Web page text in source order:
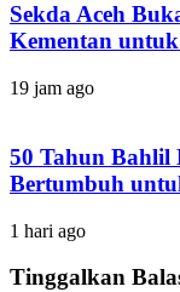
Sekda Aceh
Kementan
19 jam ago
50 Tahun Bahlil
Bertumbuh
1 hari ago
Tinggalkan